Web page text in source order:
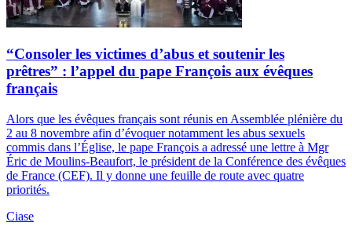
“Consoler les victimes d’abus et soutenir les
prêtres” : l’appel du pape François aux évêques
français
Alors que les évêques français sont réunis en Assemblée plénière du
2 au 8 novembre afin d’évoquer notamment les abus sexuels
commis dans l’Église, le pape François a adressé une lettre à Mgr
Éric de Moulins-Beaufort, le président de la Conférence des évêques
de France (CEF). Il y donne une feuille de route avec quatre
priorités.
Ciase